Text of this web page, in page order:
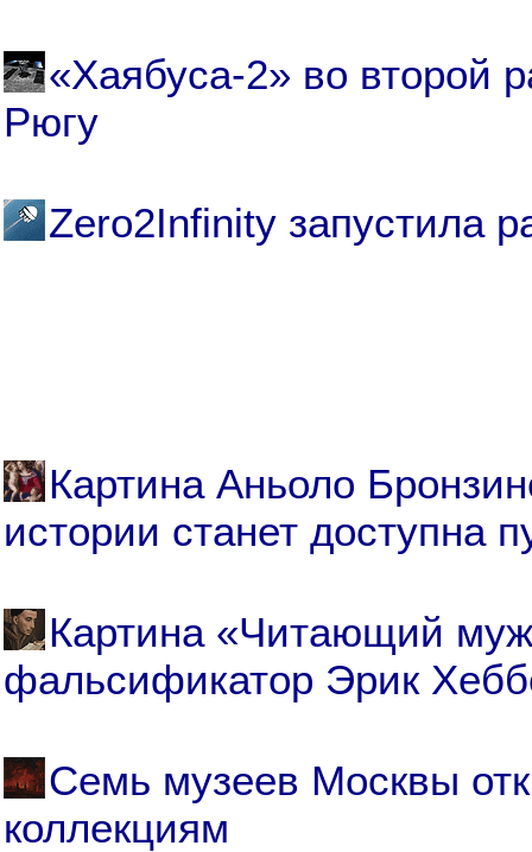
«Хаябуса-2» во второй
Рюгу
Zero2Infinity запустила
Картина Аньоло
истории станет доступна
Картина «Читающий
фальсификатор Эрик
Семь музеев Москвы
коллекциям